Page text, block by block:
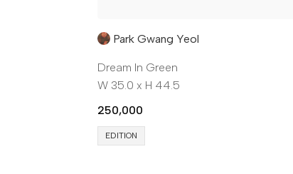
Park Gwang Yeol
Dream In Green
W 35.0 x H 44.5
250,000
EDITION